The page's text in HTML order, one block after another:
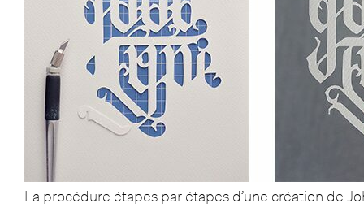
La procédure étapes par étapes d’une création de